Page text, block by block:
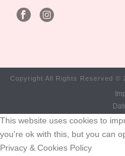
Copyright All Rights Reserved ©
This website uses cookies to
you're ok with this, but you can
Privacy & Cookies Policy